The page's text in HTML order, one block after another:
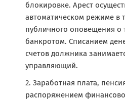
блокировке. Арест
автоматическом режиме в
публичного оповещения о
банкротом. Списанием
счетов должника
управляющий.
Заработная плата,
распоряжением